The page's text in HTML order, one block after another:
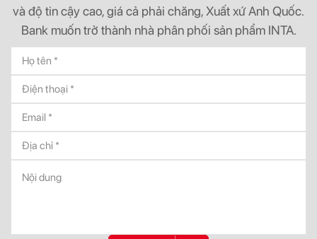
và độ tin cậy cao, giá cả phải chăng, Xuất xứ Anh Quốc.
Bank muốn trở thành nhà phân phối sản phẩm INTA.